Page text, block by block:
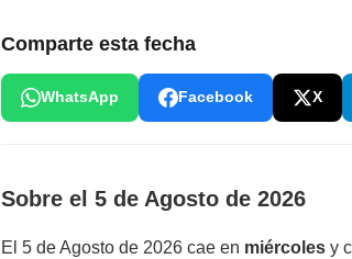
Comparte esta fecha
WhatsApp Facebook X
Sobre el 5 de Agosto de 2026
El 5 de Agosto de 2026 cae en miércoles y